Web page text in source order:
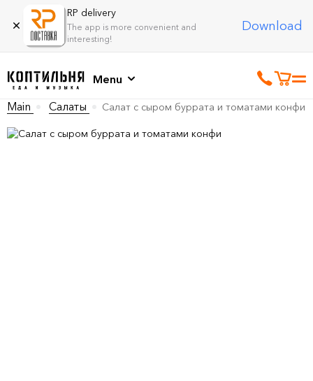
RP delivery
The app is more convenient and
interesting!
Download
Menu
Main
Салаты Салат с сыром буррата и томатами конфи